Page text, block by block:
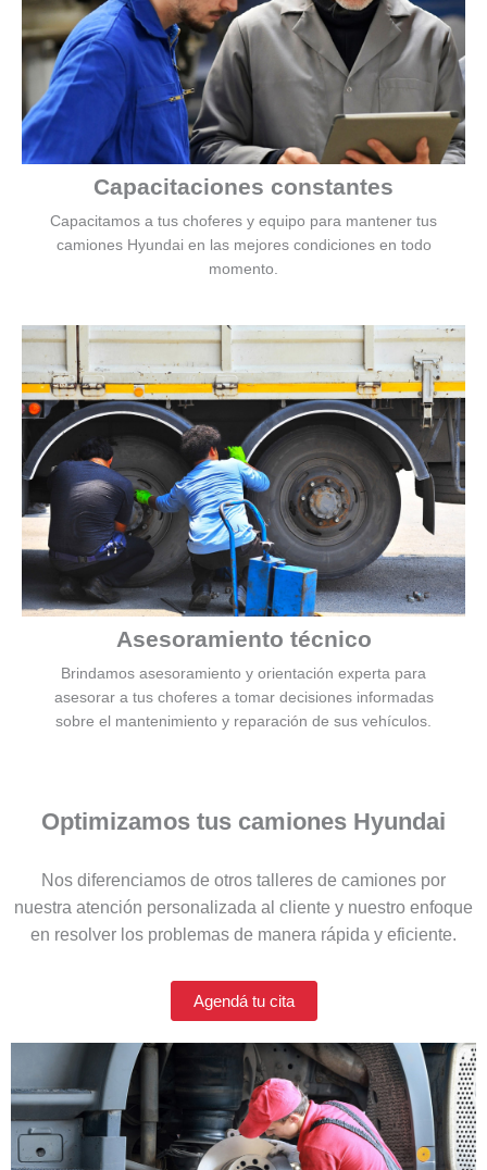
Capacitaciones constantes
Capacitamos a tus choferes y equipo para mantener tus
camiones Hyundai en las mejores condiciones en todo
momento.
Asesoramiento técnico
Brindamos asesoramiento y orientación experta para
asesorar a tus choferes a tomar decisiones informadas
sobre el mantenimiento y reparación de sus vehículos.
Optimizamos tus camiones Hyundai
Nos diferenciamos de otros talleres de camiones por
nuestra atención personalizada al cliente y nuestro enfoque
en resolver los problemas de manera rápida y eficiente.
Agendá tu cita